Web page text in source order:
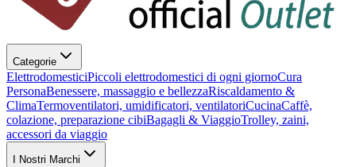
Categorie
ElettrodomesticiPiccoli elettrodomestici di ogni giornoCura
PersonaBenessere, massaggio e bellezzaRiscaldamento &
ClimaTermoventilatori, umidificatori, ventilatoriCucinaCaffè,
colazione, preparazione cibiBagagli & ViaggioTrolley, zaini,
accessori da viaggio
I Nostri Marchi